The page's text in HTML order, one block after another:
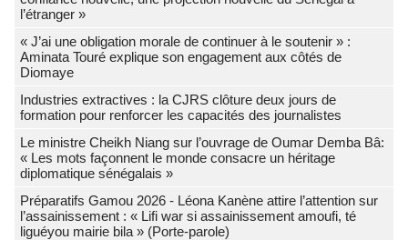
l’étranger »
« J’ai une obligation morale de continuer à le soutenir » :
Aminata Touré explique son engagement aux côtés de
Diomaye
Industries extractives : la CJRS clôture deux jours de
formation pour renforcer les capacités des journalistes
Le ministre Cheikh Niang sur l’ouvrage de Oumar Demba Bâ:
« Les mots façonnent le monde consacre un héritage
diplomatique sénégalais »
Préparatifs Gamou 2026 - Léona Kanène attire l’attention sur
l’assainissement : « Lifi war si assainissement amoufi, té
liguéyou mairie bila » (Porte-parole)